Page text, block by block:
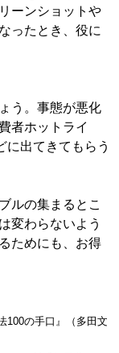
ーンショットや
ったとき、役に
う。事態が悪化
者ホットライ
出てきてもらう
ルの集まるとこ
変わらないよう
ためにも、お得
100の手口』（多田文